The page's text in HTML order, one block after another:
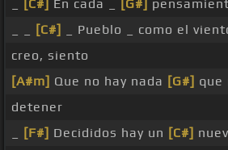
[C#] En cada _ [G#]
[C#] _ Pueblo _ como el
creo, siento
[A#m] Que no hay nada [G#] que
detener
[F#] Decididos hay un [C#]